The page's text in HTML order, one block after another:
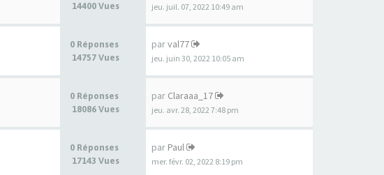
14400 Vues
jeu. juil. 07, 2022 10:49 am
0 Réponses
14757 Vues
parval77
jeu. juin 30, 2022 10:05 am
0 Réponses
18086 Vues
par Claraaa_17
jeu. avr. 28, 2022 7:48 pm
0 Réponses
17143 Vues
par Paul
mer. févr. 02, 2022 8:19 pm